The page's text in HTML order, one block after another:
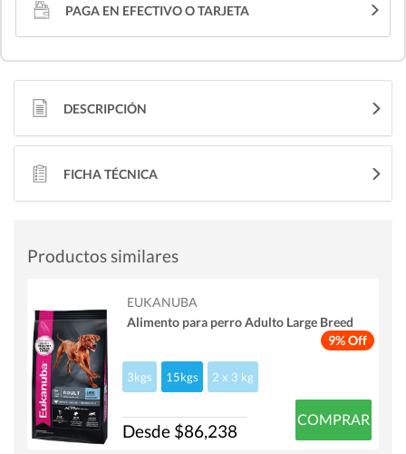
PAGA EN EFECTIVO O TARJETA
DESCRIPCIÓN
FICHA TÉCNICA
Productos similares
9% Off
EUKANUBA
Alimento para perro Adulto Large Breed
3kgs 15kgs 2 x 3 kg
Desde $86,238
COMPRAR